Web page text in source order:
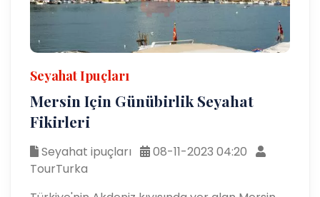
Seyahat Ipuçları
Mersin Için Günübirlik Seyahat
Fikirleri
Seyahat ipuçları
08-11-2023 04:20
TourTurka